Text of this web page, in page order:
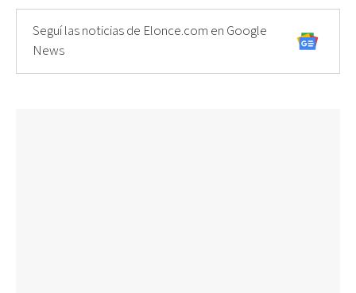
Seguí las noticias de Elonce.com en Google
News